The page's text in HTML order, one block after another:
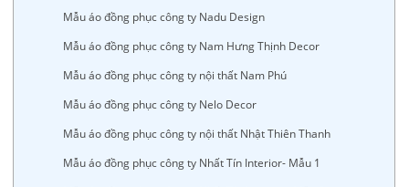
Mẫu áo đồng phục công ty Nadu Design
Mẫu áo đồng phục công ty Nam Hưng Thịnh Decor
Mẫu áo đồng phục công ty nội thất Nam Phú
Mẫu áo đồng phục công ty Nelo Decor
Mẫu áo đồng phục công ty nội thất Nhật Thiên Thanh
Mẫu áo đồng phục công ty Nhất Tín Interior- Mẫu 1